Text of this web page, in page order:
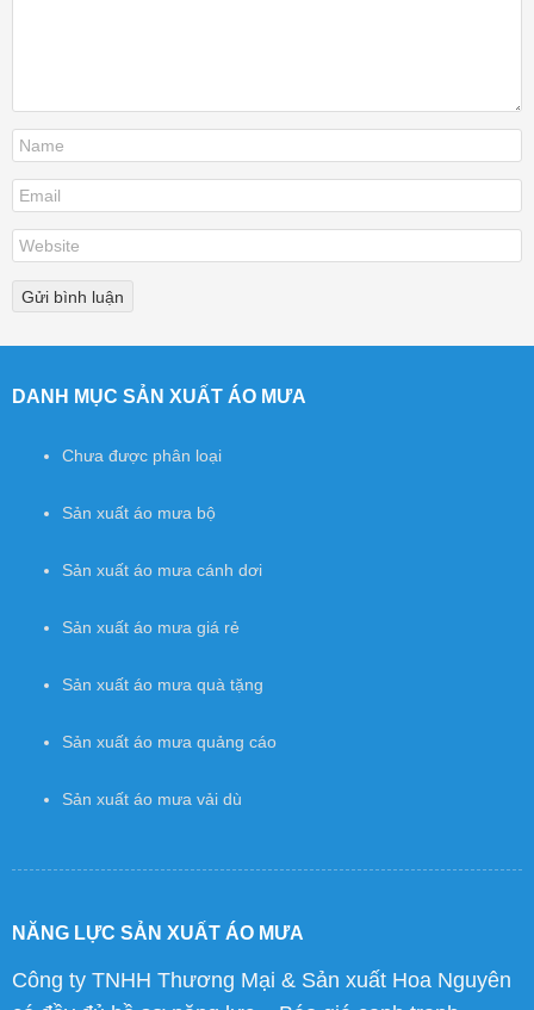
DANH MỤC SẢN XUẤT ÁO MƯA
Chưa được phân loại
Sản xuất áo mưa bộ
Sản xuất áo mưa cánh dơi
Sản xuất áo mưa giá rẻ
Sản xuất áo mưa quà tặng
Sản xuất áo mưa quảng cáo
Sản xuất áo mưa vải dù
NĂNG LỰC SẢN XUẤT ÁO MƯA
Công ty TNHH Thương Mại & Sản xuất Hoa Nguyên